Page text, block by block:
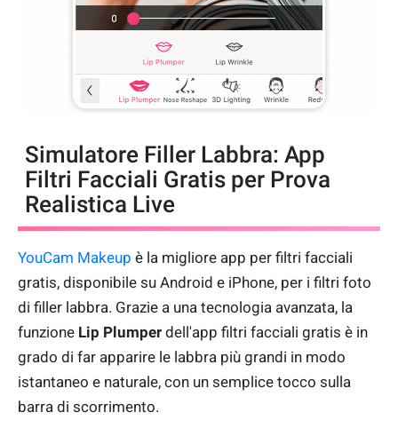
Simulatore Filler Labbra: App
Filtri Facciali Gratis per Prova
Realistica Live
YouCam Makeup è la migliore app per filtri facciali
gratis, disponibile su Android e iPhone, per i filtri foto
di filler labbra. Grazie a una tecnologia avanzata, la
funzione Lip Plumper dell'app filtri facciali gratis è in
grado di far apparire le labbra più grandi in modo
istantaneo e naturale, con un semplice tocco sulla
barra di scorrimento.